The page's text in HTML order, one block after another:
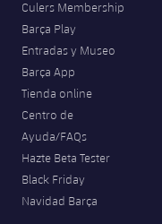
Culers Membership
Barça Play
Entradas y Museo
Barça App
Tienda online
Centro de
Ayuda/FAQs
Hazte Beta Tester
Black Friday
Navidad Barça